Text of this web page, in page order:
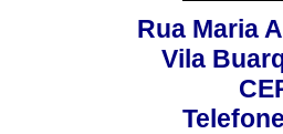
Rua Maria
Vila